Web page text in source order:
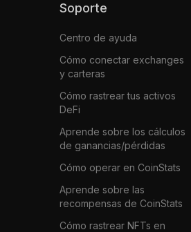
Soporte
Centro de ayuda
Cómo conectar exchanges
y carteras
Cómo rastrear tus activos
DeFi
Aprende sobre los cálculos
de ganancias/pérdidas
Cómo operar en CoinStats
Aprende sobre las
recompensas de CoinStats
Cómo rastrear NFTs en